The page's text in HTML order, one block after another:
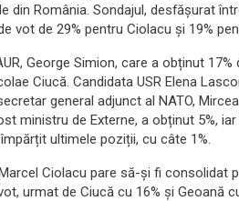
din România. Sondajul, desfășurat
vot de 29% pentru Ciolacu și 19%
George Simion, care a obținut
Ciucă. Candidata USR Elena
general adjunct al NATO,
ministru de Externe, a obținut 5%,
ultimele poziții, cu câte 1%.
Ciolacu pare să-și fi consolidat
urmat de Ciucă cu 16% și Geoană